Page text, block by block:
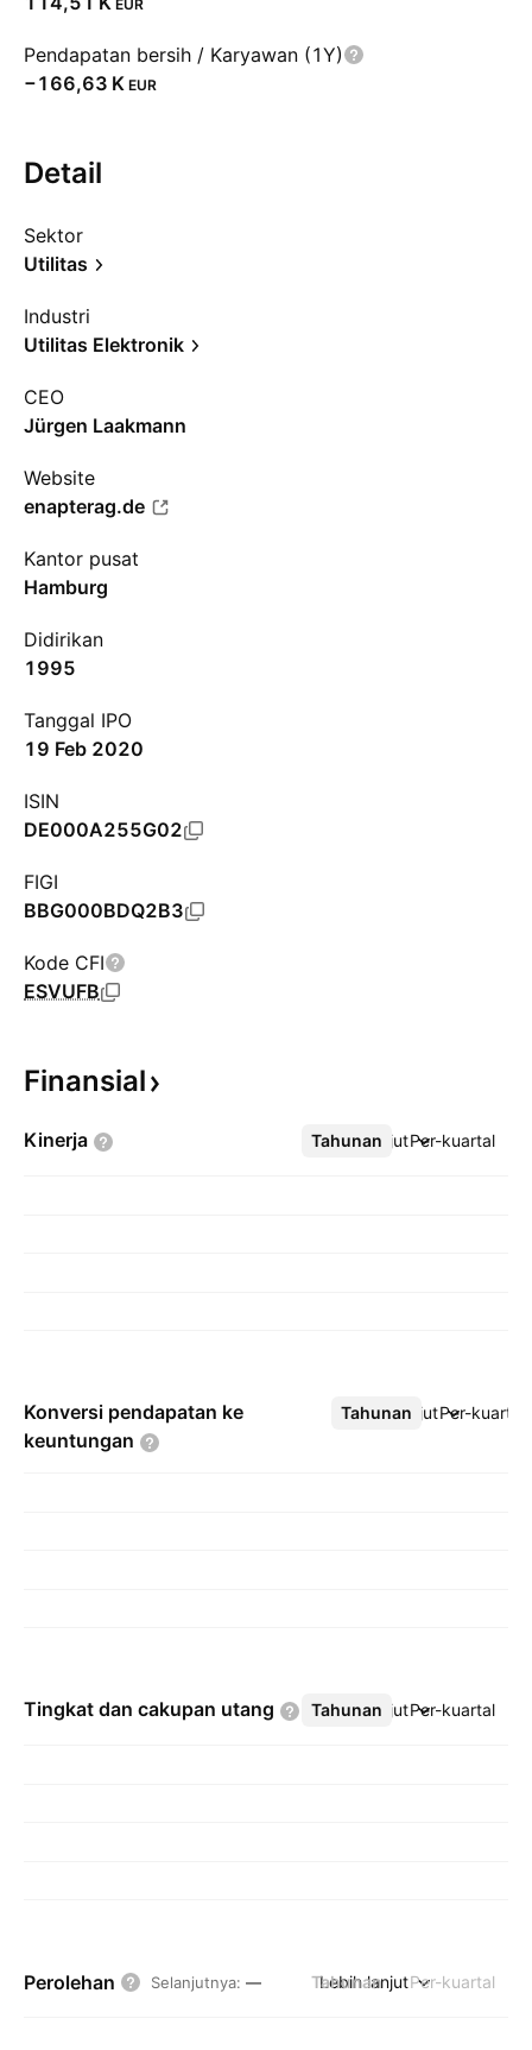
EUR
Pendapatan bersih / Karyawan (1Y)
‪−166,63 K‬ EUR
Detail
Sektor
Utilitas
Industri
Utilitas Elektronik
CEO
Jürgen Laakmann
Website
enapterag.de
Kantor pusat
Hamburg
Didirikan
1995
Tanggal IPO
19 Feb 2020
ISIN
DE000A255G02
FIGI
BBG000BDQ2B3
Kode CFI
ESVUFB
Finansial
Kinerja Tahunan Per-kuartal
Lebih lanjut
Konversi pendapatan ke
keuntungan
Tahunan Per-kuartal
Lebih lanjut
Tingkat dan cakupan utang Tahunan Per-kuartal
Lebih lanjut
Perolehan Selanjutnya: — Tahunan Per-kuartal
Lebih lanjut